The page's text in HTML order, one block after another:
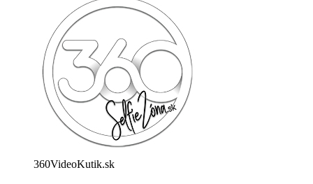
360VideoKutik.sk